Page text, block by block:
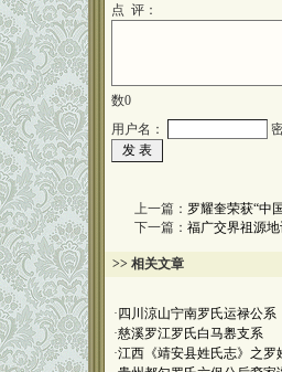
点 评：
数0
用户名：
上一篇： 罗耀奎荣获“中
下一篇： 福广交界祖源
>> 相关文章
· 四川涼山宁南罗氏运禄公系
·慈溪罗江罗氏白马嶴支系
·江西《靖安县姓氏志》之罗